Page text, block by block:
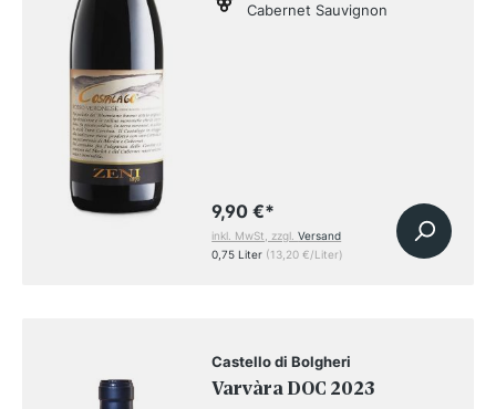
Cabernet Sauvignon
9,90 €*
inkl. MwSt, zzgl.Versand
0,75 Liter (13,20 €/Liter)
Castello di Bolgheri
Varvàra DOC 2023